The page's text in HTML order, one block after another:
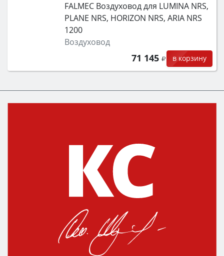
FALMEC Воздуховод для LUMINA NRS,
PLANE NRS, HORIZON NRS, ARIA NRS
1200
Воздуховод
71 145 в корзину